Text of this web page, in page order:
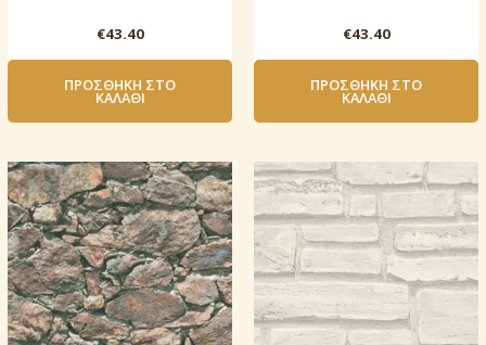
€43.40
ΠΡΟΣΘΉΚΗ ΣΤΟ
ΚΑΛΆΘΙ
€43.40
ΠΡΟΣΘΉΚΗ ΣΤΟ
ΚΑΛΆΘΙ